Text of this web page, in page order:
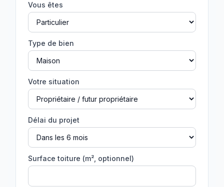
Vous êtes
Type de bien
Votre situation
Délai du projet
Surface toiture (m², optionnel)